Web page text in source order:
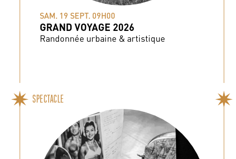
SAM. 19 SEPT. 09H00
GRAND VOYAGE 2026
Randonnée urbaine & artistique
SPECTACLE